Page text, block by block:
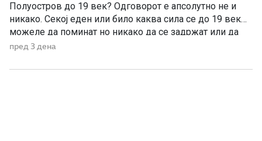
Полуостров до 19 век? Одговорот е апсолутно не и
никако. Секој еден или било каква сила се до 19 век
можеле да поминат но никако да се задржат или да
управуваат поради неколку причини – планинската
климата и непознавање на населени места се […]
пред 3 дена